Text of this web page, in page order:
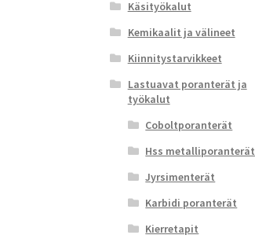
Käsityökalut
Kemikaalit ja välineet
Kiinnitystarvikkeet
Lastuavat poranterät ja
työkalut
Coboltporanterät
Hss metalliporanterät
Jyrsimenterät
Karbidi poranterät
Kierretapit